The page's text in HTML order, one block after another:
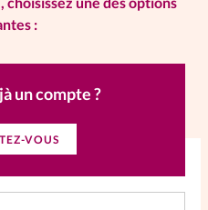
:
un compte ?
VOUS